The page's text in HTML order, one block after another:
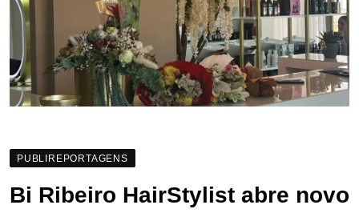
PUBLIREPORTAGENS
Bi Ribeiro HairStylist abre novo